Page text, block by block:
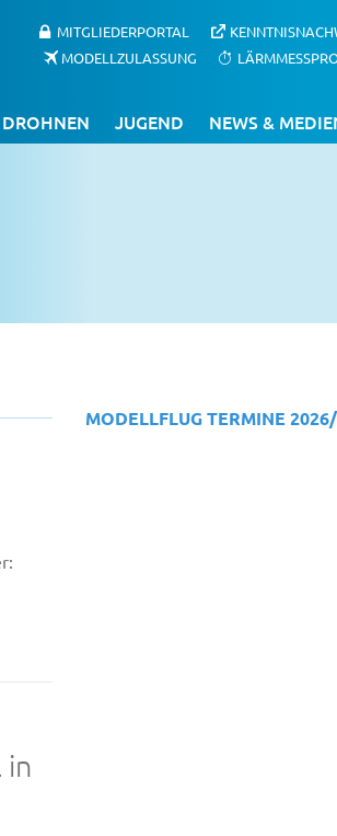
MITGLIEDERPORTAL
MODELLZULASSUNG
DROHNEN JUGEND NEWS &
in
MODELLFLUG TERMINE